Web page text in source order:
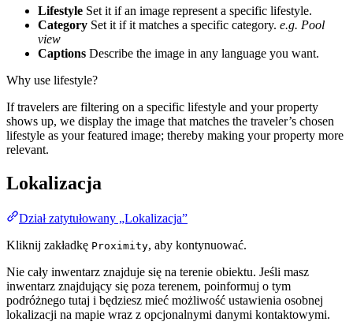
Lifestyle Set it if an image represent a specific lifestyle.
Category Set it if it matches a specific category. e.g. Pool
view
Captions Describe the image in any language you want.
Why use lifestyle?
If travelers are filtering on a specific lifestyle and your property
shows up, we display the image that matches the traveler’s chosen
lifestyle as your featured image; thereby making your property more
relevant.
Lokalizacja
Dział zatytułowany „Lokalizacja”
Kliknij zakładkę Proximity, aby kontynuować.
Nie cały inwentarz znajduje się na terenie obiektu. Jeśli masz
inwentarz znajdujący się poza terenem, poinformuj o tym
podróżnego tutaj i będziesz mieć możliwość ustawienia osobnej
lokalizacji na mapie wraz z opcjonalnymi danymi kontaktowymi.